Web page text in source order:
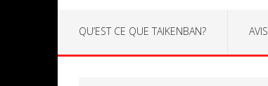
QU’EST CE QUE TAIKENBAN? AVIS